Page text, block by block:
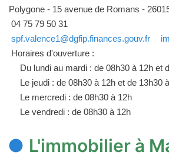
Polygone - 15 avenue de Romans -
04 75 79 50 31
spf.valence1@dgfip.finances.gouv.fr
Horaires d'ouverture :
Du lundi au mardi : de 08h30 à 12h et
Le jeudi : de 08h30 à 12h et de 13h30
Le mercredi : de 08h30 à 12h
Le vendredi : de 08h30 à 12h
L'immobilier à